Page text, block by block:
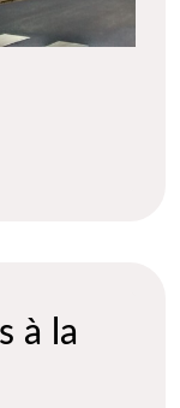
à la